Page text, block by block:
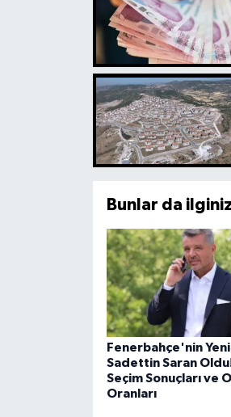
Bunlar da
Fenerbahçe'nin Yeni
Sadettin Saran
Seçim Sonuçları ve
Oranları